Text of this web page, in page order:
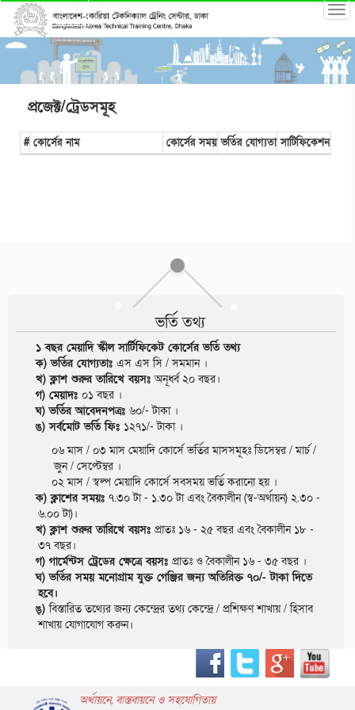
প্রজেক্ট/ট্রেডসমূহ
# কোর্সের নাম কোর্সের সময় ভর্তির যোগ্যতা সাটিফিকেশন
ভর্তি তথ্য
১ বছর মেয়াদি স্কীল সার্টিফিকেট কোর্সের ভর্তি তথ্য
ক) ভর্তির যোগ্যতাঃ এস এস সি / সমমান ।
খ) ক্লাশ শুরুর তারিখে বয়সঃঅনূর্ধ্ব ২০ বছর।
গ) মেয়াদঃ ০১ বছর ।
ঘ) ভর্তির আবেদনপত্রঃ ৬০/- টাকা ।
ঙ) সর্বমোট ভর্তি ফিঃ ১২৭১/- টাকা ।
০৬ মাস / ০৩ মাস মেয়াদি কোর্সে ভর্তির মাসসমূহঃ ডিসেম্বর / মার্চ /
জুন / সেপ্টেম্বর ।
০২ মাস / স্বল্প মেয়াদি কোর্সে সবসময় ভর্তি করানো হয় ।
ক) ক্লাশের সময়ঃ ৭.৩০ টা - ১.৩০ টা এবং বৈকালীন (স্ব-অর্থায়ন) ২.৩০ -
৬.০০ টা)।
খ) ক্লাশ শুরুর তারিখে বয়সঃ প্রাতঃ ১৬ - ২৫ বছর এবং বৈকালীন ১৮ -
৩৭ বছর।
গ) গার্মেন্টস ট্রেডের ক্ষেত্রে বয়সঃ প্রাতঃ ও বৈকালীন ১৬ - ৩৫ বছর ।
ঘ) ভর্তির সময় মনোগ্রাম যুক্ত গেঞ্জির জন্য অতিরিক্ত ৭০/- টাকা দিতে
হবে।
ঙ্)বিস্তারিত তথ্যের জন্য কেন্দ্রের তথ্য কেন্দ্রে / প্রশিক্ষণ শাখায় / হিসাব
শাখায় যোগাযোগ করুন।
অর্থায়নে, বাস্তবায়নে ও সহযোগিতায়